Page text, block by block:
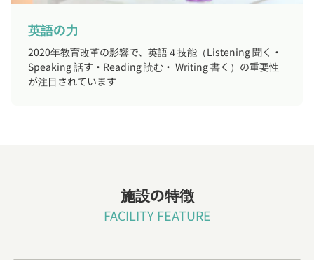
英語の力
2020年教育改革の影響で、英語４技能（Listening 聞く・
Speaking 話す・Reading 読む・ Writing 書く）の重要性
が注目されています
施設の特徴
FACILITY FEATURE